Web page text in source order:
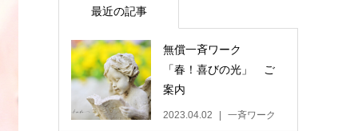
最近の記事
無償一斉ワーク
「春！喜びの光」 ご
案内
2023.04.02 一斉ワーク